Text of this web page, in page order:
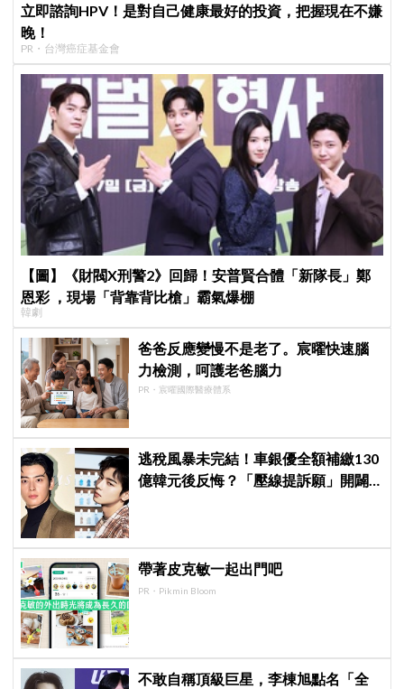
立即諮詢HPV！是對自己健康最好的投資，把握現在不嫌
晚！
PR・台灣癌症基金會
【圖】《財閥X刑警2》回歸！安普賢合體「新隊長」鄭
恩彩 ，現場「背靠背比槍」霸氣爆棚
韓劇
爸爸反應變慢不是老了。宸曜快速腦
力檢測，呵護老爸腦力
PR・宸曜國際醫療體系
逃稅風暴未完結！車銀優全額補繳130
億韓元後反悔？「壓線提訴願」開闢
帶著皮克敏一起出門吧
PR・Pikmin Bloom
不敢自稱頂級巨星，李棟旭點名「全